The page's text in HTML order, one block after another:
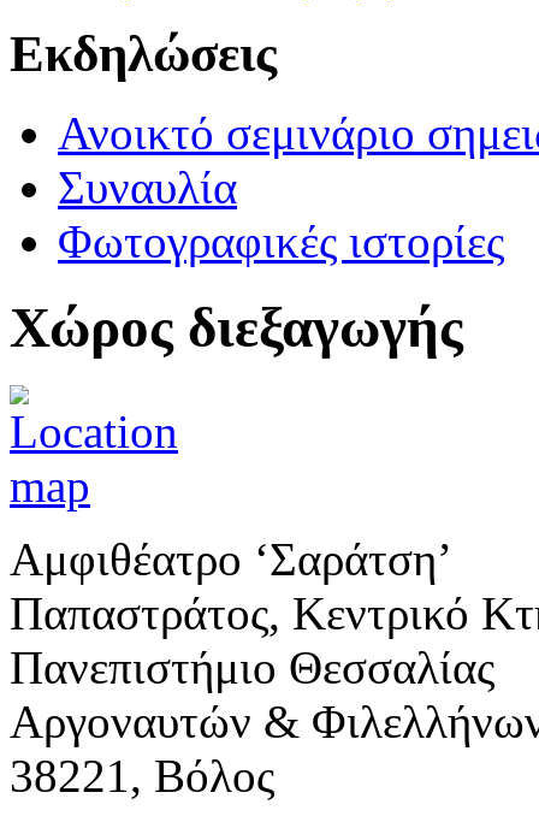
Εκδηλώσεις
Ανοικτό σεμινάριο
Συναυλία
Φωτογραφικές ιστορίες
Χώρος διεξαγωγής
Αμφιθέατρο ‘Σαράτση’
Παπαστράτος, Κεντρικό
Πανεπιστήμιο Θεσσαλίας
Αργοναυτών &
38221, Βόλος